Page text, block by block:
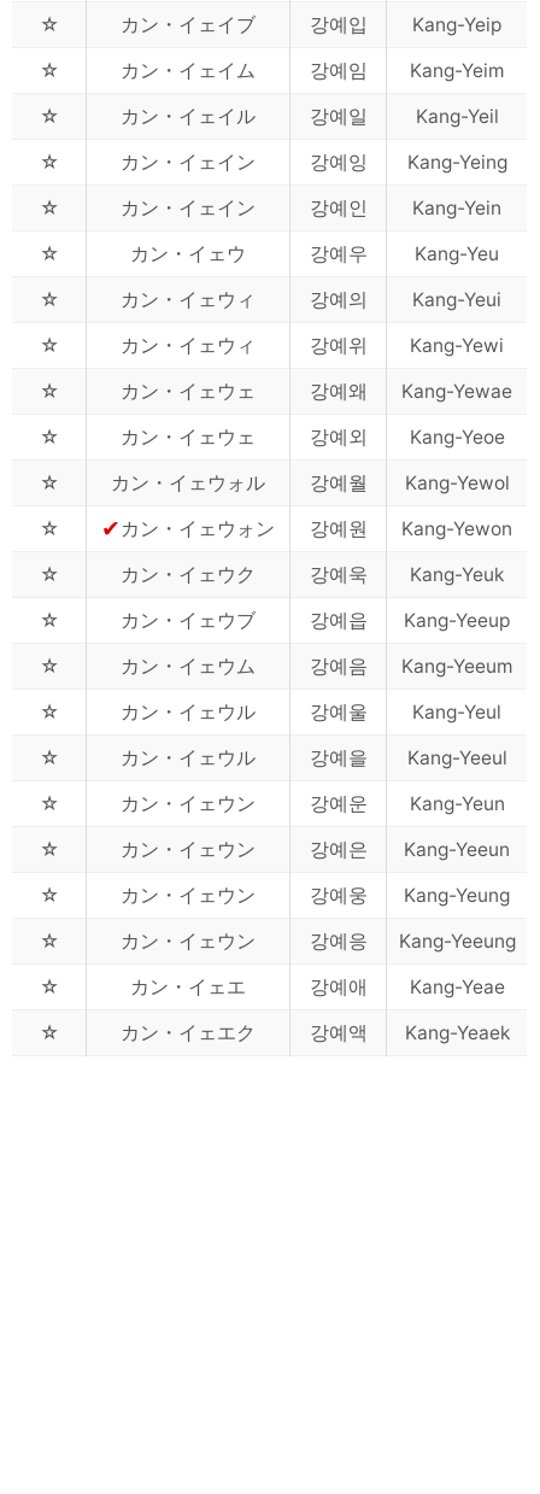
☆ カン・イェイブ 강예입
Kang-Yeip
☆
カン・イェイム 강예임
Kang-Yeim
☆
カン・イェイル 강예일
Kang-Yeil
☆
カン・イェイン 강예잉
Kang-Yeing
☆
カン・イェイン 강예인
Kang-Yein
☆
カン・イェウ 강예우
Kang-Yeu
☆
カン・イェウィ 강예의
Kang-Yeui
☆
カン・イェウィ 강예위
Kang-Yewi
☆
カン・イェウェ 강예왜
Kang-Yewae
☆
カン・イェウェ 강예외
Kang-Yeoe
☆
カン・イェウォル 강예월
Kang-Yewol
☆
✔ カン・イェウォン 강예원
Kang-Yewon
☆
カン・イェウク 강예욱
Kang-Yeuk
☆
カン・イェウブ 강예읍
Kang-Yeeup
☆
カン・イェウム 강예음
Kang-Yeeum
☆
カン・イェウル 강예울
Kang-Yeul
☆
カン・イェウル 강예을
Kang-Yeeul
☆
カン・イェウン 강예운
Kang-Yeun
☆
カン・イェウン 강예은
Kang-Yeeun
☆
カン・イェウン 강예웅
Kang-Yeung
☆
カン・イェウン 강예응
Kang-Yeeung
☆
カン・イェエ 강예애
Kang-Yeae
☆
カン・イェエク 강예액 Kang-Yeaek